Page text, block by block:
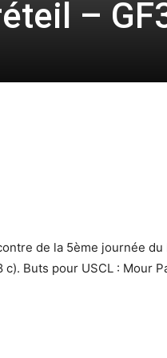
–
de la 5ème journée
c). Buts pour USCL : Mour